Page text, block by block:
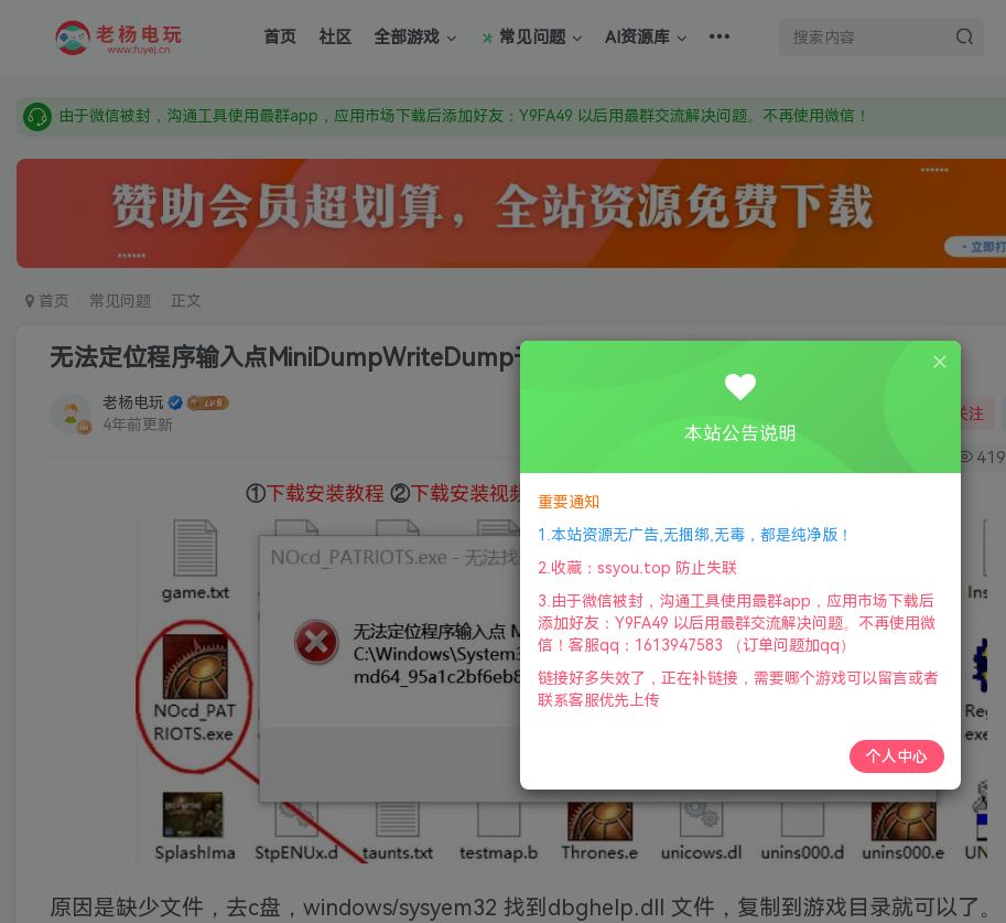
首页 社区 全部游戏 常见问题 AI资源库
需要什么游戏请联系客服，若链接失效请联系客服，百度网盘边上的激活码也是解压密码
由于微信被封，沟通工具使用最群app，应用市场下载后添加好友：Y9FA49 以后用最群交流解决问题。不再使用微信！
首页 常见问题 正文
无法定位程序输入点MiniDumpWriteDump于动态链接库
老杨电玩
4年前更新
关注
419
①下载安装教程 ②下载安装视频教程 ③
原因是缺少文件，去c盘，windows/sysyem32 找到dbghelp.dll 文件，复制到游戏目录就可以了。
本站公告说明
重要通知
1.本站资源无广告,无捆绑,无毒，都是纯净版！
2.收藏：ssyou.top 防止失联
3.由于微信被封，沟通工具使用最群app，应用市场下载后
添加好友：Y9FA49 以后用最群交流解决问题。不再使用微
信！客服qq：1613947583 （订单问题加qq）
链接好多失效了，正在补链接，需要哪个游戏可以留言或者
联系客服优先上传
个人中心